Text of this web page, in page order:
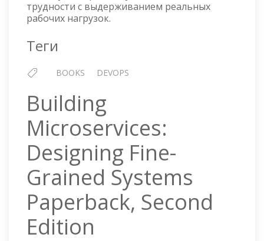
трудности с выдерживанием реальных
рабочих нагрузок.
Теги
BOOKS DEVOPS
Building
Microservices:
Designing Fine-
Grained Systems
Paperback, Second
Edition